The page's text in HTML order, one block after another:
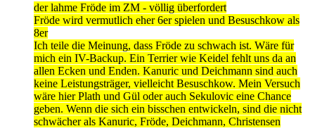
der lahme Fröde im ZM - völlig überfordert
Fröde wird vermutlich eher 6er spielen und Besuschkow als
8er
Ich teile die Meinung, dass Fröde zu schwach ist. Wäre für
mich ein IV-Backup. Ein Terrier wie Keidel fehlt uns da an
allen Ecken und Enden. Kanuric und Deichmann sind auch
keine Leistungsträger, vielleicht Besuschkow. Mein Versuch
wäre hier Plath und Gül oder auch Sekulovic eine Chance
geben. Wenn die sich ein bisschen entwickeln, sind die nicht
schwächer als Kanuric, Fröde, Deichmann, Christensen